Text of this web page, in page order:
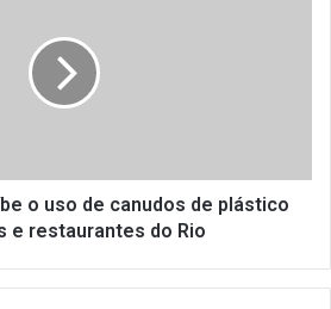
o uso de canudos de plástico
e restaurantes do Rio